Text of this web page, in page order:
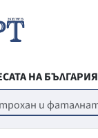
НА БЪЛГАРИЯ
РЕГИОНАЛНИ
ВЕСТНИК
и